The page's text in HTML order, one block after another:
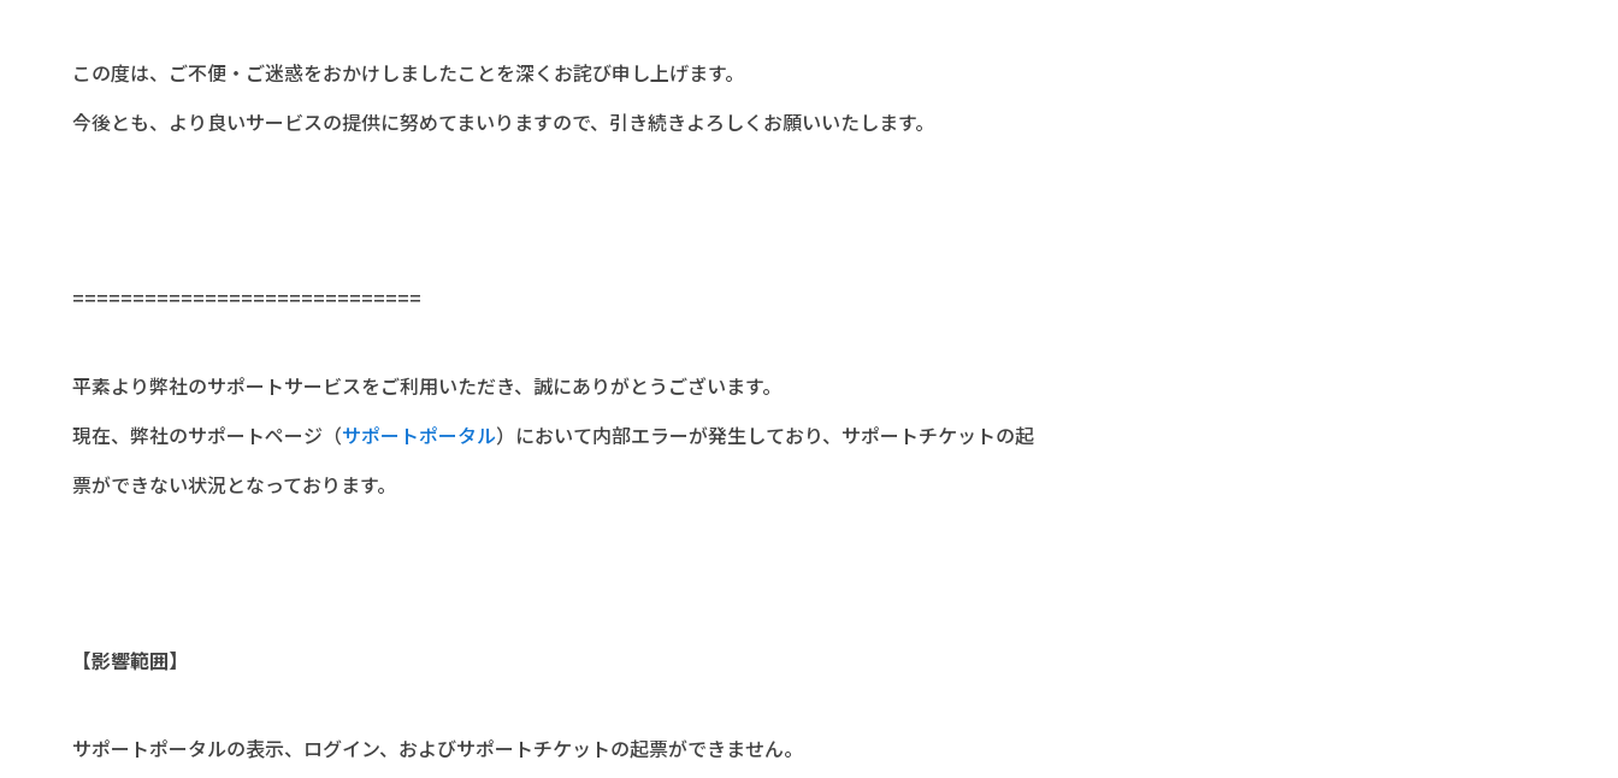
この度は、ご不便・ご迷惑をおかけしましたことを深くお詫び申し上げます。
今後とも、より良いサービスの提供に努めてまいりますので、引き続きよろしくお願いいたします。
=============================
平素より弊社のサポートサービスをご利用いただき、誠にありがとうございます。
現在、弊社のサポートページ（サポートポータル）において内部エラーが発生しており、サポートチケットの起
票ができない状況となっております。
【影響範囲】
サポートポータルの表示、ログイン、およびサポートチケットの起票ができません。